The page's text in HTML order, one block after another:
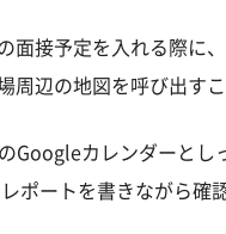
面接予定を入れる際に
周辺の地図を呼び出すこ
Googleカレンダーとし
ポートを書きながら確